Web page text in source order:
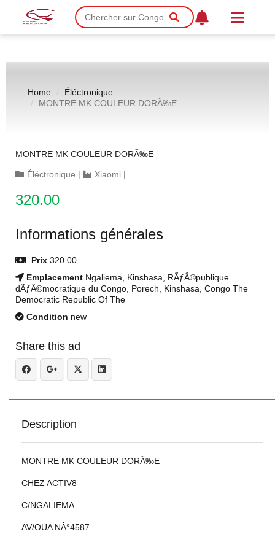
Home
Éléctronique
MONTRE MK COULEUR DORÃ‰E
MONTRE MK COULEUR DORÃ‰E
Éléctronique | Xiaomi |
320.00
Informations générales
Prix 320.00
Emplacement Ngaliema, Kinshasa, RÃƒÂ©publique
dÃƒÂ©mocratique du Congo, Porech, Kinshasa, Congo The
Democratic Republic Of The
Condition new
Share this ad
Description
MONTRE MK COULEUR DORÃ‰E
CHEZ ACTIV8
C/NGALIEMA
AV/OUA NÂ°4587